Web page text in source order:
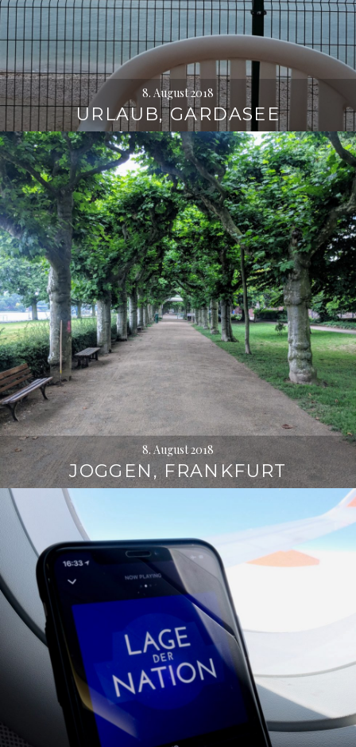
8. August 2018
URLAUB, GARDASEE
8. August 2018
JOGGEN, FRANKFURT